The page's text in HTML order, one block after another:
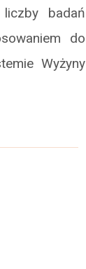
badań
do
Wyżyny